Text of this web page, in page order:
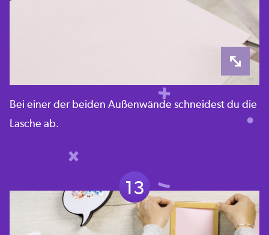
Bei einer der beiden Außenwände schneidest du die
Lasche ab.
13